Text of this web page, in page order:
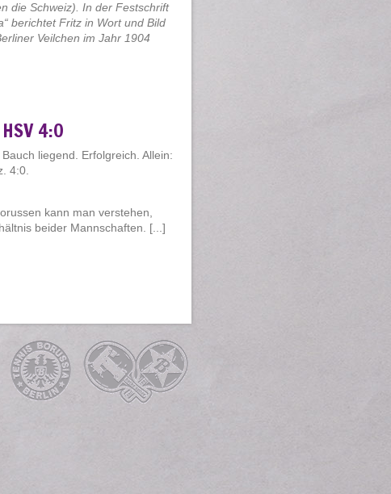
die Schweiz). In der Festschrift
berichtet Fritz in Wort und Bild
Veilchen im Jahr 1904
4:0
liegend. Erfolgreich. Allein:
4:0.
kann man verstehen,
beider Mannschaften. [...]